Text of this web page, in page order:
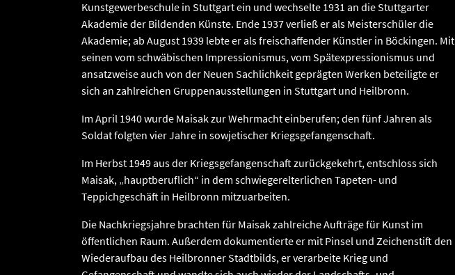
Kunstgewerbeschule in Stuttgart ein und wechselte 1931 an die Stuttgarter
Akademie der Bildenden Künste. Ende 1937 verließ er als Meisterschüler die
Akademie; ab August 1939 lebte er als freischaffender Künstler in Böckingen. Mit
seinen vom schwäbischen Impressionismus, vom Spätexpressionismus und
ansatzweise auch von der Neuen Sachlichkeit geprägten Werken beteiligte er
sich an zahlreichen Gruppenausstellungen in Stuttgart und Heilbronn.
Im April 1940 wurde Maisak zur Wehrmacht einberufen; den fünf Jahren als
Soldat folgten vier Jahre in sowjetischer Kriegsgefangenschaft.
Im Herbst 1949 aus der Kriegsgefangenschaft zurückgekehrt, entschloss sich
Maisak, „hauptberuflich“ in dem schwiegerelterlichen Tapeten- und
Teppichgeschäft in Heilbronn mitzuarbeiten.
Die Nachkriegsjahre brachten für Maisak zahlreiche Aufträge für Kunst im
öffentlichen Raum. Außerdem dokumentierte er mit Pinsel und Zeichenstift den
Wiederaufbau des Heilbronner Stadtbilds, er verarbeite Krieg und